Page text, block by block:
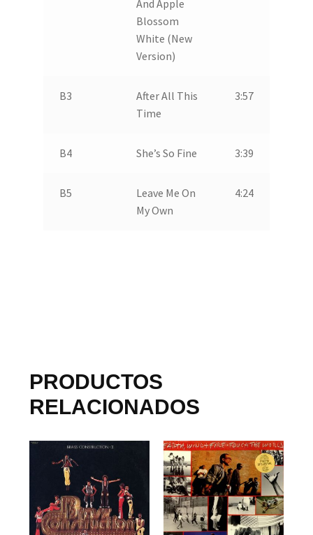
And Apple
Blossom
White (New
Version)
B3
After All This
Time
3:57
B4 She’s So Fine 3:39
B5
Leave Me On
My Own
4:24
PRODUCTOS
RELACIONADOS